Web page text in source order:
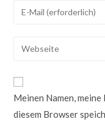
Meinen Namen,
diesem Browser